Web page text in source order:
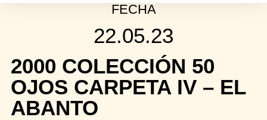
FECHA
22.05.23
2000 COLECCIÓN 50
OJOS CARPETA IV – EL
ABANTO